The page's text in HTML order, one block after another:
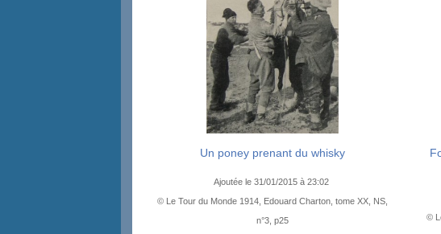
Un poney prenant du whisky
Ajoutée le 31/01/2015 à 23:02
© Le Tour du Monde 1914, Edouard Charton, tome XX, NS,
n°3, p25
©